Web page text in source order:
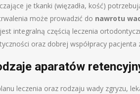
je tkanki (więzadła, kość)
może prowadzić do nawrotu
integralną częścią leczenia
oraz dobrej współpracy pacjenta
aparatów
leczenia oraz rodzaju wady zgryzu,